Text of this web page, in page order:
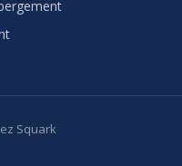
Squark